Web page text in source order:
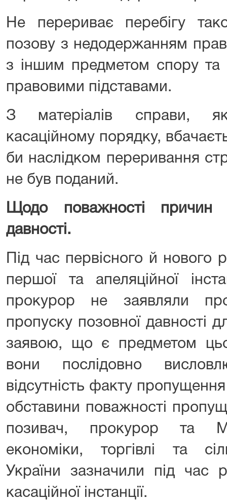
Не перериває перебігу
позову з недодержанням
з іншим предметом спору та
правовими підставами.
З матеріалів справи,
касаційному порядку,
би наслідком переривання
не був поданий.
Щодо поважності причин
давності.
Під час первісного й нового
першої та апеляційної
прокурор не заявляли
пропуску позовної давності
заявою, що є предметом
вони послідовно
відсутність факту
обставини поважності
позивач, прокурор та
економіки, торгівлі та
України зазначили під час
касаційної інстанції.